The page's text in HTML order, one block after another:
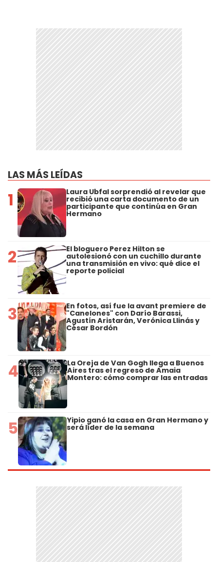
LAS MÁS LEÍDAS
1 Laura Ubfal sorprendió al revelar que
recibió una carta documento de un
participante que continúa en Gran
Hermano
2 El bloguero Perez Hilton se
autolesionó con un cuchillo durante
una transmisión en vivo: qué dice el
reporte policial
3 En fotos, así fue la avant premiere de
"Canelones" con Darío Barassi,
Agustín Aristarán, Verónica Llinás y
César Bordón
4 La Oreja de Van Gogh llega a Buenos
Aires tras el regreso de Amaia
Montero: cómo comprar las entradas
5 Yipio ganó la casa en Gran Hermano y
será líder de la semana